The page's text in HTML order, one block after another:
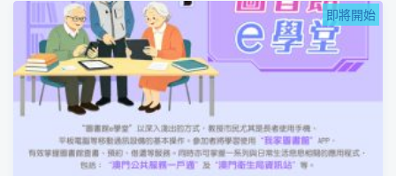
即將開始